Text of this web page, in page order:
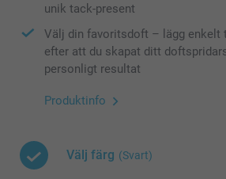
unik tack-present
Välj din favoritsdoft – lägg enkelt
efter att du skapat ditt
personligt resultat
Produktinfo
Välj färg (Svart)